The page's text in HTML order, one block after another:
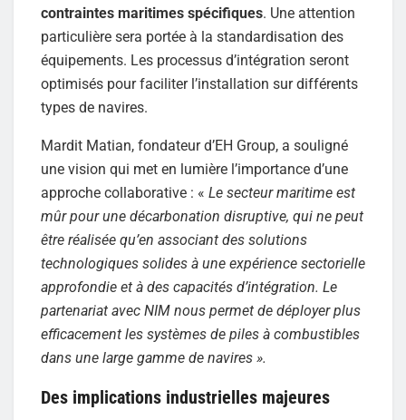
contraintes maritimes spécifiques. Une attention
particulière sera portée à la standardisation des
équipements. Les processus d’intégration seront
optimisés pour faciliter l’installation sur différents
types de navires.
Mardit Matian, fondateur d’EH Group, a souligné
une vision qui met en lumière l’importance d’une
approche collaborative : « Le secteur maritime est
mûr pour une décarbonation disruptive, qui ne peut
être réalisée qu’en associant des solutions
technologiques solides à une expérience sectorielle
approfondie et à des capacités d’intégration. Le
partenariat avec NIM nous permet de déployer plus
efficacement les systèmes de piles à combustibles
dans une large gamme de navires ».
Des implications industrielles majeures